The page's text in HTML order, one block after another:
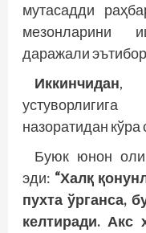
мутасадди
мезонларини
даражали
Иккинчидан,
назоратидан кўра
Буюк юнон
эди: “Халқ
пухта ўрганса,
келтиради. Акс